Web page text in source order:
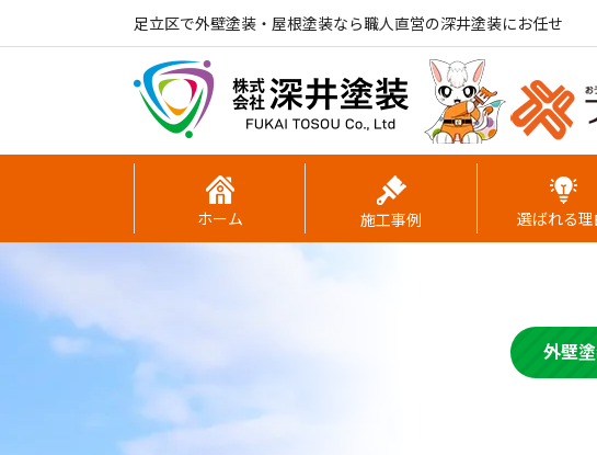
足立区で外壁塗装・屋根塗装なら職人直営の深井塗装にお任せ
ホーム 施工事例 選ばれる理
外壁